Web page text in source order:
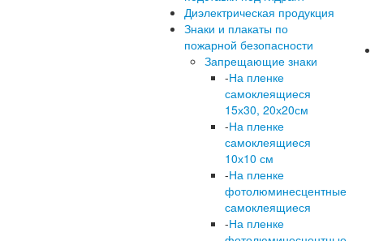
Диэлектрическая продукция
Знаки и плакаты по
пожарной безопасности
Запрещающие знаки
-На пленке
самоклеящиеся
15х30, 20х20см
-На пленке
самоклеящиеся
10х10 см
-На пленке
фотолюминесцентные
самоклеящиеся
-На пленке